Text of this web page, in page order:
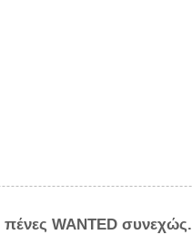
πένες WANTED συνεχώς.